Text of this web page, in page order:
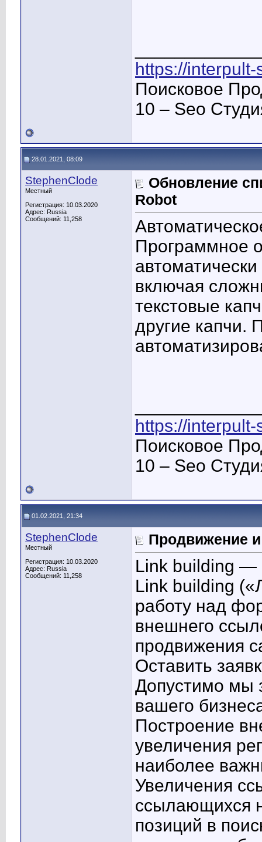
https://
Поисковое
10 – Seo
28.01.2021, 08:09
StephenClode
Местный
Регистрация: 10.03.2020
Адрес: Russia
Сообщений: 11,258
Обновление
Robot
Программное
включая
текстовые
другие капчи.
https://
Поисковое
10 – Seo
01.02.2021, 21:34
StephenClode
Местный
Регистрация: 10.03.2020
Адрес: Russia
Сообщений: 11,258
Продвижение
Link building —
Link building
работу над
внешнего
продвижения
Оставить
Допустимо мы
вашего
Построение
увеличения
наиболее
Увеличения
ссылающихся
позиций в